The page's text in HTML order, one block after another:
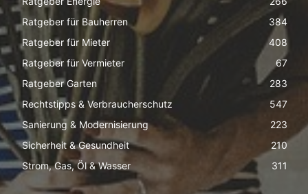
Ratgeber für Bauherren
384
Ratgeber für Mieter
408
Ratgeber für Vermieter
67
Ratgeber Garten
283
Rechtstipps & Verbraucherschutz
547
Sanierung & Modernisierung
223
Sicherheit & Gesundheit
210
Strom, Gas, Öl & Wasser
311